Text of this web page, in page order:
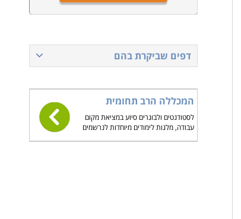
דפים שביקרת בהם
המכללה הרב תחומית
לסטודנטים ולבוגרים סיוע במציאת מקום
עבודה, מלגות לימודים מיוחדות לנרשמים